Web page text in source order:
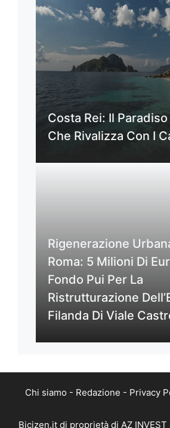
Costa Rei: Il
Che Rivalizza Con I
Rigenerazione
Roma: 5 Milioni Di
Fondo Pui Per La
Ristrutturazione
Filanda Di Viale
Chi siamo - Redazione - Privacy
Bicizen.it di proprietà di AZ